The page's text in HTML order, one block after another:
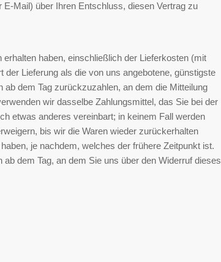
Mail) über Ihren Entschluss, diesen Vertrag zu
haben, einschließlich der Lieferkosten (mit
Lieferung als die von uns angebotene, günstigste
dem Tag zurückzuzahlen, an dem die Mitteilung
wir dasselbe Zahlungsmittel, das Sie bei der
etwas anderes vereinbart; in keinem Fall werden
bis wir die Waren wieder zurückerhalten
je nachdem, welches der frühere Zeitpunkt ist.
dem Tag, an dem Sie uns über den Widerruf dieses